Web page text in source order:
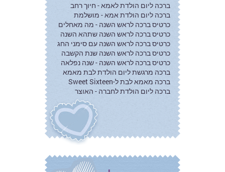
ברכה ליום הולדת לאמא - חיוך רחב
ברכה ליום הולדת אמא - מושלמת
כרטיס ברכה לראש השנה - מה מאחלים
כרטיס ברכה לראש השנה שתהא השנה
כרטיס ברכה לראש השנה עם סימני החג
כרטיס ברכה לראש השנה שנת הקשבה
כרטיס ברכה לראש השנה - שנה נפלאה
ברכה מרגשת ליום הולדת לבת מאמא
ברכה מאמא לבת ל-Sweet Sixteen
ברכה ליום הולדת לחברה - האוצר